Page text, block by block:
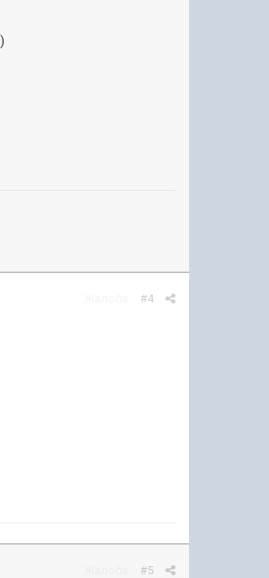
#4
#5